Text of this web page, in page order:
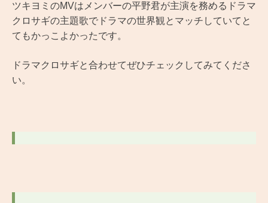
ツキヨミのMVはメンバーの平野君が主演を務めるドラマ
クロサギの主題歌でドラマの世界観とマッチしていてと
てもかっこよかったです。
ドラマクロサギと合わせてぜひチェックしてみてくださ
い。